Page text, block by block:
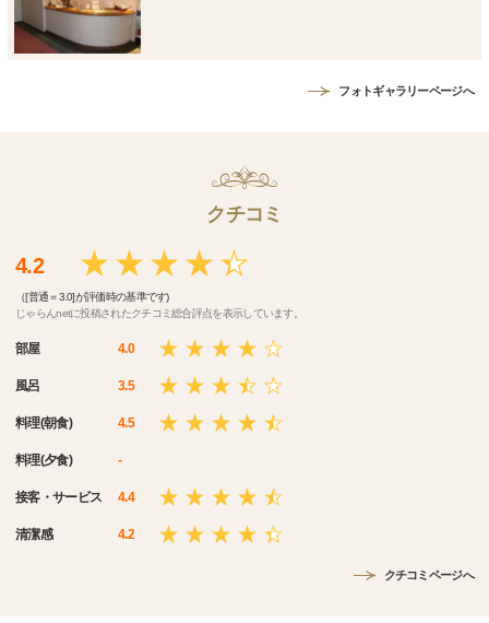
フォトギャラリーページへ
クチコミ
4.2
（[普通＝3.0]が評価時の基準です)
じゃらんnetに投稿されたクチコミ総合評点を表示しています。
部屋 4.0
風呂 3.5
料理(朝食) 4.5
料理(夕食) -
接客・サービス 4.4
清潔感 4.2
クチコミページへ